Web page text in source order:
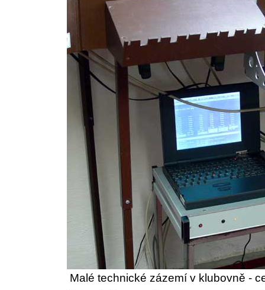
Malé technické zázemí v klubovně -